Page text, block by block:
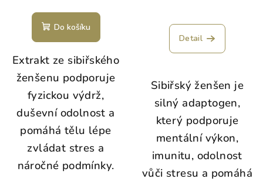
Do košíku
Extrakt ze sibiřského
ženšenu podporuje
fyzickou výdrž,
duševní odolnost a
pomáhá tělu lépe
zvládat stres a
náročné podmínky.
Detail
Sibiřský ženšen je
silný adaptogen,
který podporuje
mentální výkon,
imunitu, odolnost
vůči stresu a pomáhá